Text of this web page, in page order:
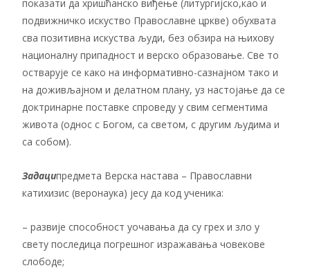
показати да хришћанско виђење (литургијско,као и
подвижничко искуство Православне цркве) обухвата
сва позитивна искуства људи, без обзира на њихову
националну припадност и верско образовање. Све то
остварује се како на информативно-сазнајном тако и
на доживљајном и делатном плану, уз настојање да се
доктринарне поставке спроведу у свим сегментима
живота (однос с Богом, са светом, с другим људима и
са собом).
Задаципредмета Верска настава – Православни
катихизис (веронаука) јесу да код ученика:
– развије способност уочавања да су грех и зло у
свету последица погрешног изражавања човекове
слободе;